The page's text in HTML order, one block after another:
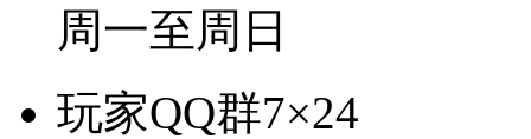
周一至周日
玩家QQ群7×24